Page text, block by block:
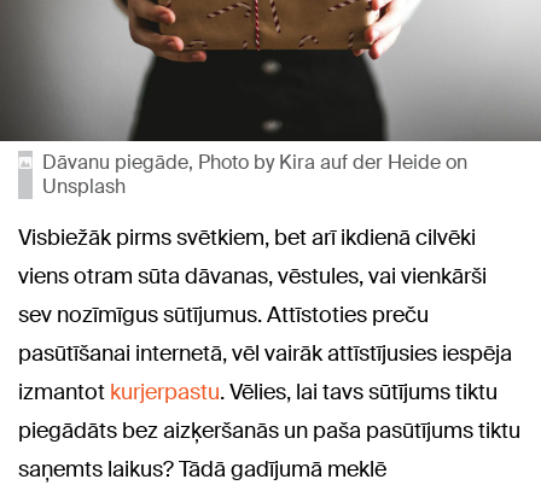
Dāvanu piegāde, Photo by Kira auf der Heide on
Unsplash
Visbiežāk pirms svētkiem, bet arī ikdienā cilvēki
viens otram sūta dāvanas, vēstules, vai vienkārši
sev nozīmīgus sūtījumus. Attīstoties preču
pasūtīšanai internetā, vēl vairāk attīstījusies iespēja
izmantot kurjerpastu. Vēlies, lai tavs sūtījums tiktu
piegādāts bez aizķeršanās un paša pasūtījums tiktu
saņemts laikus? Tādā gadījumā meklē